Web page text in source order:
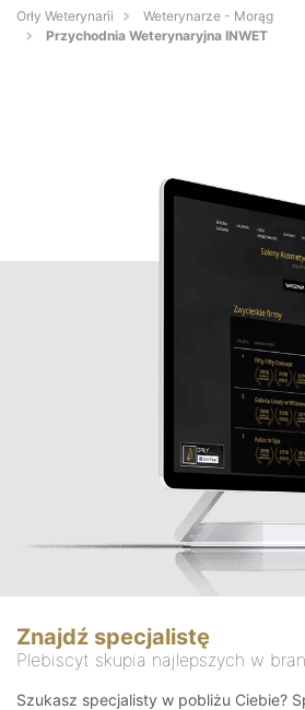
Orły Weterynarii
Weterynarze - Morąg
Przychodnia Weterynaryjna INWET
Znajdź specjalistę
Plebiscyt skupia najlepszych w
Szukasz specjalisty w pobliżu Ciebie?